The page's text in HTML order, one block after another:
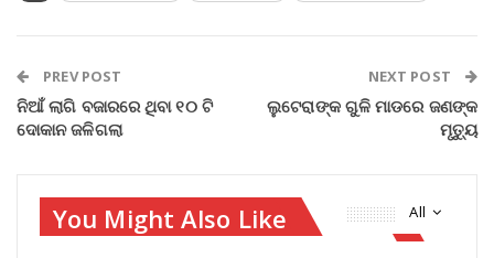
PREV POST
ନିଆଁ ଲାଗି ବଜାରରେ ଥିବା ୧୦ ଟି
ଦୋକାନ ଜଳିଗଲା
NEXT POST
ଲୁଟେରା‌ଙ୍କ ଗୁଳି ମାଡରେ ଜଣଙ୍କ
ମୃତ୍ୟୁ
All
You Might Also Like